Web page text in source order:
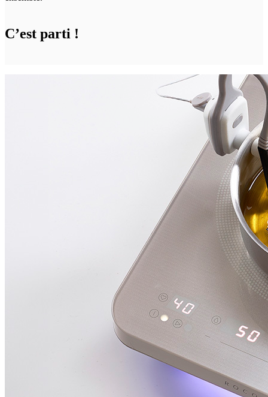
C’est parti !